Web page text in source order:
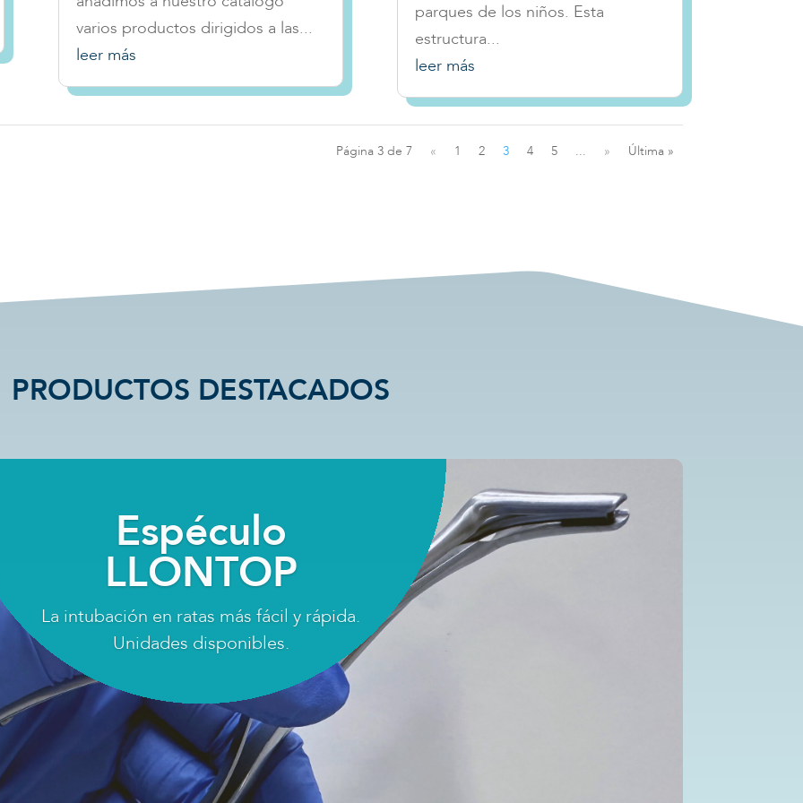
varios productos dirigidos a las...
leer más
parques de los niños. Esta
estructura...
leer más
Página 3 de 7 « 1 2 3 4 5 ... » Última »
PRODUCTOS DESTACADOS
RADDISK para
ratón
contaminaciones.